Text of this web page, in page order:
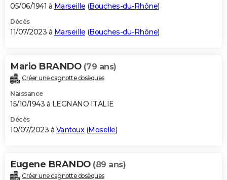
05/06/1941 à Marseille (Bouches-du-Rhône)
Décès
11/07/2023 à Marseille (Bouches-du-Rhône)
Mario BRANDO (79 ans)
Créer une cagnotte obsèques
Naissance
15/10/1943 à LEGNANO ITALIE
Décès
10/07/2023 à Vantoux (Moselle)
Eugene BRANDO (89 ans)
Créer une cagnotte obsèques